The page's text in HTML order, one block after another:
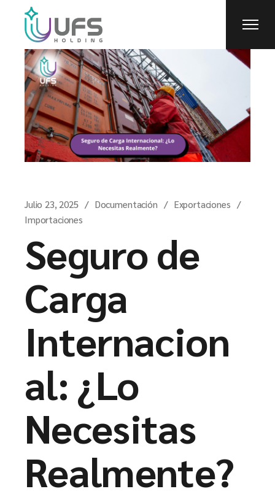
Julio 23, 2025 Documentación
Exportaciones
Importaciones
Seguro de
Carga
Internacion
al: ¿Lo
Necesitas
Realmente?